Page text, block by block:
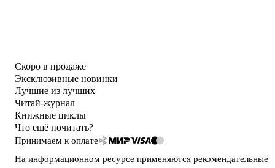
Скоро в продаже
Эксклюзивные новинки
Лучшие из лучших
Читай-журнал
Книжные циклы
Что ещё почитать?
Принимаем к оплате
На информационном ресурсе применяются рекомендательные